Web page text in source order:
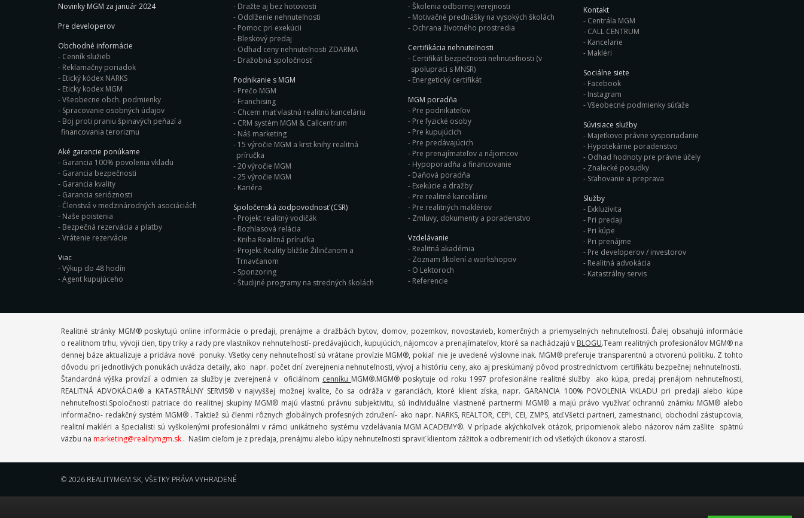
Novinky MGM za január 2024
Pre developerov
Obchodné informácie
Cenník služieb
Reklamačny poriadok
Etický kódex NARKS
Eticky kodex MGM
Všeobecne obch. podmienky
Spracovanie osobných údajov
Boj proti praniu špinavých peňazí a
financovania terorizmu
Aké garancie ponúkame
Garancia 100% povolenia vkladu
Garancia bezpečnosti
Garancia kvality
Garancia serióznosti
Členstvá v medzinárodných asociáciách
Naše poistenia
Bezpečná rezervácia a platby
Vrátenie rezervácie
Viac
Výkup do 48 hodín
Agent kupujúceho
Dražte aj bez hotovosti
Oddlženie nehnuteľnosti
Pomoc pri exekúcii
Bleskový predaj
Odhad ceny nehnuteľnosti ZDARMA
Dražobná spoločnosť
Podnikanie s MGM
Prečo MGM
Franchising
Chcem mať vlastnú realitnú kanceláriu
CRM systém MGM & Callcentrum
Náš marketing
15 výročie MGM a krst knihy realitná
príručka
20 výročie MGM
25 výročie MGM
Kariéra
Spoločenská zodpovodnosť (CSR)
Projekt realitný vodičák
Rozhlasová relácia
Kniha Realitná príručka
Projekt Reality bližšie Žilinčanom a
Trnavčanom
Sponzoring
Študijné programy na stredných školách
Školenia odbornej verejnosti
Motivačné prednášky na vysokých školách
Ochrana životného prostredia
Certifikácia nehnuteľnosti
Certifikát bezpečnosti nehnuteľnosti (v
spolupraci s MNSR)
Energetický certifikát
MGM poradňa
Pre podnikateľov
Pre fyzické osoby
Pre kupujúcich
Pre predávajúcich
Pre prenajímateľov a nájomcov
Hypoporadňa a financovanie
Daňová poradňa
Exekúcie a dražby
Pre realitné kancelárie
Pre realitných maklérov
Zmluvy, dokumenty a poradenstvo
Vzdelávanie
Realitná akadémia
Zoznam školení a workshopov
O Lektoroch
Referencie
Kontakt
Centrála MGM
CALL CENTRUM
Kancelarie
Makléri
Sociálne siete
Facebook
Instagram
Všeobecné podmienky súťaže
Súvisiace služby
Majetkovo právne vysporiadanie
Hypotekárne poradenstvo
Odhad hodnoty pre právne účely
Znalecké posudky
Sťahovanie a preprava
Služby
Exkluzivita
Pri predaji
Pri kúpe
Pri prenájme
Pre developerov / investorov
Realitná advokácia
Katastrálny servis
Realitné stránky MGM® poskytujú online informácie o predaji, prenájme a dražbách bytov, domov, pozemkov, novostavieb, komerčných a priemyselných nehnuteľností. Ďalej obsahujú informácie
o realitnom trhu, vývoji cien, tipy triky a rady pre vlastníkov nehnuteľností- predávajúcich, kupujúcich, nájomcov a prenajímateľov, ktoré sa nachádzajú v BLOGU.Team realitných profesionálov MGM® na
dennej báze aktualizuje a pridáva nové ponuky. Všetky ceny nehnuteľností sú vrátane provízie MGM®, pokiaľ nie je uvedené výslovne inak. MGM® preferuje transparentnú a otvorenú politiku. Z tohto
dôvodu pri jednotlivých ponukách uvádza detaily, ako napr. počet dní zverejnenia nehnuteľnosti, vývoj a históriu ceny, ako aj preskúmaný pôvod prostredníctvom certifikátu bezpečnej nehnuteľnosti.
Štandardná výška provízií a odmien za služby je zverejnená v oficiálnom cenníku MGM®.MGM® poskytuje od roku 1997 profesionálne realitné služby ako kúpa, predaj prenájom nehnuteľnosti,
REALITNÁ ADVOKÁCIA® a KATASTRÁLNY SERVIS® v najvyššej možnej kvalite, čo sa odráža v garanciách, ktoré klient získa, napr. GARANCIA 100% POVOLENIA VKLADU pri predaji alebo kúpe
nehnuteľnosti.Spoločnosti patriace do realitnej skupiny MGM® majú vlastnú právnu subjektivitu, sú individuálne vlastnené partnermi MGM® a majú právo využívať ochrannú známku MGM® alebo
informačno- redakčný systém MGM® . Taktiež sú členmi rôznych globálnych profesných združení- ako napr. NARKS, REALTOR, CEPI, CEI, ZMPS, atď.Všetci partneri, zamestnanci, obchodní zástupcovia,
realitní makléri a špecialisti sú vyškolenými profesionálmi v rámci unikátneho systému vzdelávania MGM ACADEMY®. V prípade akýchkoľvek otázok, pripomienok alebo názorov nám zašlite spätnú
väzbu na marketing@realitymgm.sk . Našim cieľom je z predaja, prenájmu alebo kúpy nehnuteľnosti spraviť klientom zážitok a odbremeniť ich od všetkých úkonov a starostí.
© 2026 REALITYMGM.SK, VŠETKY PRÁVA VYHRADENÉ